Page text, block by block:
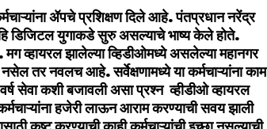
ॲपचे प्रशिक्षण दिले आहे. पंतप्रधान नरेंद्र
हि डिजिटल युगाकडे सुरु असल्याचे भाष्य केले होते.
व्हायरल झालेल्या व्हिडीओमध्ये असलेल्या महानगर
तर नवलच आहे. सर्वेक्षणामध्ये या कर्मचाऱ्यांना काम
सेवा कशी बजावली असा प्रश्न व्हीडीओ व्हायरल
हजेरी लाऊन आराम करण्याची सवय झाली